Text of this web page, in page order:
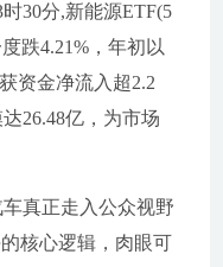
30分,新能源ETF(5
跌4.21%，年初以
资金净流入超2.2
26.48亿，为市场
真正走入公众视野
核心逻辑，肉眼可